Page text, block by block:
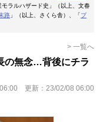
ラルハザード史」（以上、文春
路 」（以上、さくら舎）、「プ
> 一覧へ
の無念…背後にチラ
更新： 23/02/08 06:00